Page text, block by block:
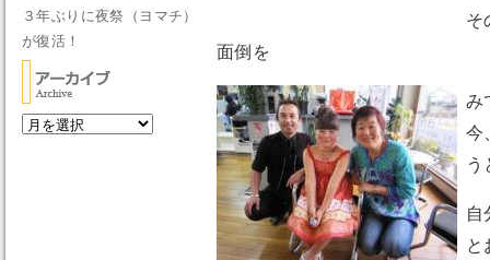
そ
面倒を
み
今
自
と
３年ぶりに夜祭（ヨマチ）
が復活！